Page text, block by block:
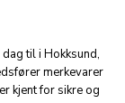
til i Hokksund,
merkevarer
kjent for sikre og